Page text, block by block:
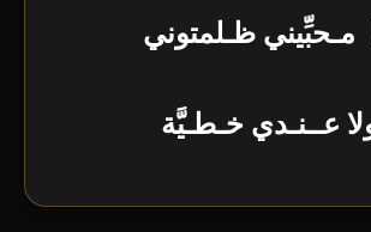
مـحبِّيني ظـلمتوني
عــنـدي خـطـيَّة